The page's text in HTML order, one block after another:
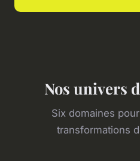
Nos univers
Six domaines
transformations